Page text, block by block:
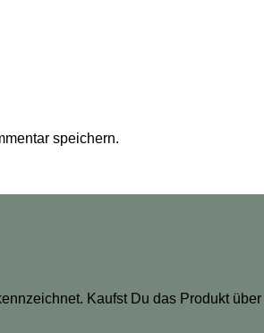
speichern.
Kaufst Du das Produkt